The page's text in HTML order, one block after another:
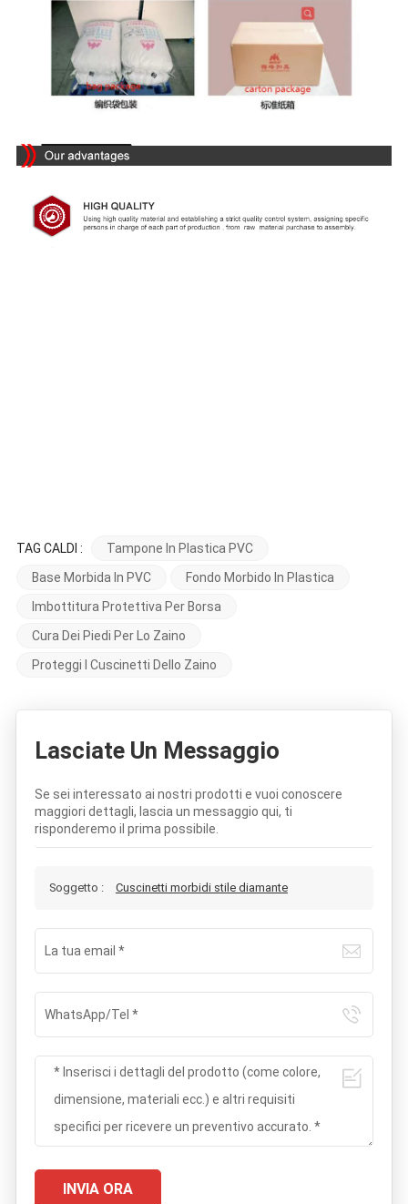
TAG CALDI :
Tampone In Plastica PVC
Base Morbida In PVC
Fondo Morbido In Plastica
Imbottitura Protettiva Per Borsa
Cura Dei Piedi Per Lo Zaino
Proteggi I Cuscinetti Dello Zaino
Lasciate Un Messaggio
Se sei interessato ai nostri prodotti e vuoi conoscere
maggiori dettagli, lascia un messaggio qui, ti
risponderemo il prima possibile.
Soggetto : Cuscinetti morbidi stile diamante
INVIA ORA